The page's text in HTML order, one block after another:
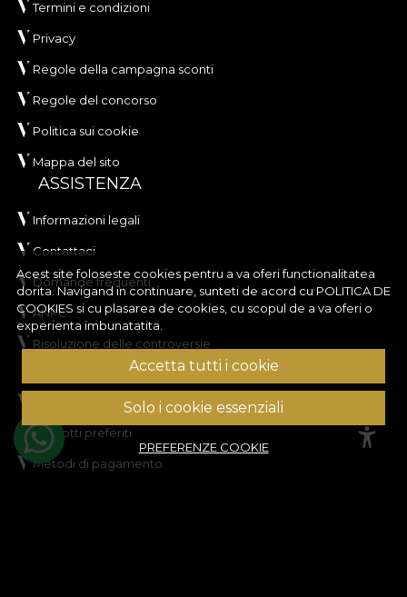
Acest site foloseste cookies pentru a va oferi functionalitatea
dorita. Navigand in continuare, sunteti de acord cu POLITICA DE
COOKIES si cu plasarea de cookies, cu scopul de a va oferi o
experienta imbunatatita.
Accetta tutti i cookie
Solo i cookie essenziali
PREFERENZE COOKIE
Termini e condizioni
Privacy
Regole della campagna sconti
Regole del concorso
Politica sui cookie
Mappa del sito
ASSISTENZA
Informazioni legali
Contattaci
Domande frequenti
ANPC
Risoluzione delle controversie
CONTO CLIENTE
Prodotti preferiti
Metodi di pagamento